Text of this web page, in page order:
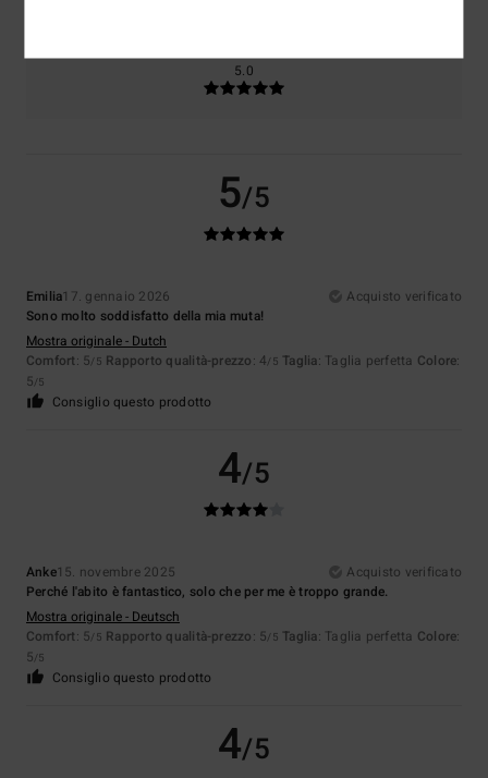
5.0
5/5
Emilia17. gennaio 2026
Acquisto verificato
Sono molto soddisfatto della mia muta!
Mostra originale - Dutch
Comfort: 5/5 Rapporto qualità-prezzo: 4/5 Taglia: Taglia perfetta Colore:
5/5
Consiglio questo prodotto
4/5
Anke15. novembre 2025
Acquisto verificato
Perché l'abito è fantastico, solo che per me è troppo grande.
Mostra originale - Deutsch
Comfort: 5/5 Rapporto qualità-prezzo: 5/5 Taglia: Taglia perfetta Colore:
5/5
Consiglio questo prodotto
4/5